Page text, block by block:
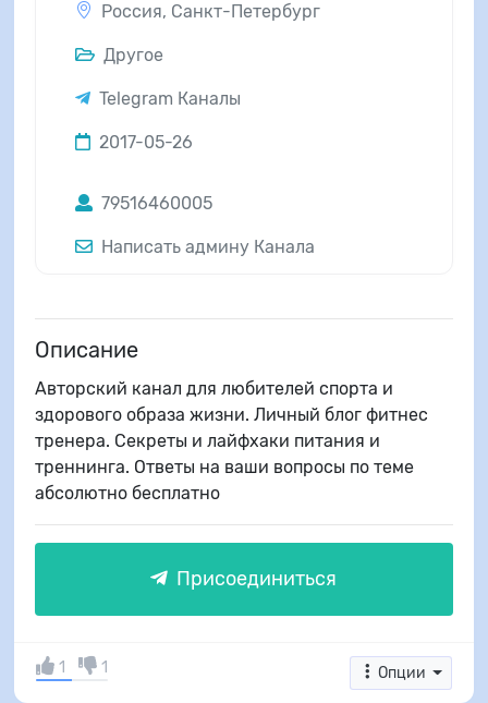
Россия, Санкт-Петербург
Другое
Telegram Каналы
2017-05-26
79516460005
Написать админу Канала
Описание
Авторский канал для любителей спорта и
здорового образа жизни. Личный блог фитнес
тренера. Секреты и лайфхаки питания и
треннинга. Ответы на ваши вопросы по теме
абсолютно бесплатно
Присоединиться
Опции
1 1